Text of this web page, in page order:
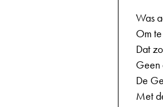
Was
Om
Dat
Geen
De
Met